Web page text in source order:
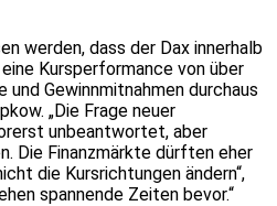
werden, dass der Dax innerhalb
Kursperformance von über
Gewinnmitnahmen durchaus
„Die Frage neuer
unbeantwortet, aber
Die Finanzmärkte dürften eher
die Kursrichtungen ändern“,
spannende Zeiten bevor.“